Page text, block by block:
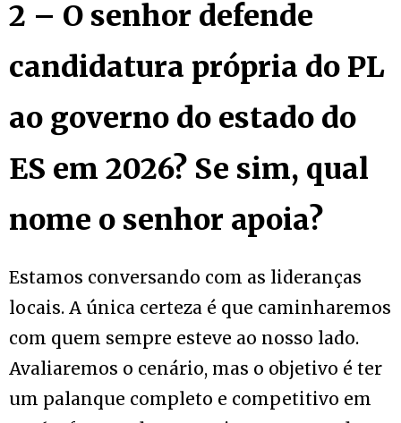
2 – O senhor defende
candidatura própria do PL
ao governo do estado do
ES em 2026? Se sim, qual
nome o senhor apoia?
Estamos conversando com as lideranças
locais. A única certeza é que caminharemos
com quem sempre esteve ao nosso lado.
Avaliaremos o cenário, mas o objetivo é ter
um palanque completo e competitivo em